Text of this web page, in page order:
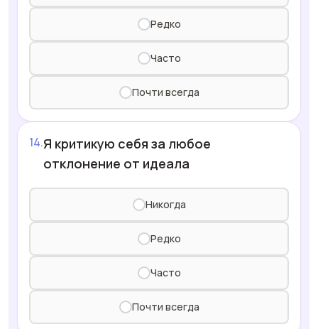
Редко
Часто
Почти всегда
Я критикую себя за любое
отклонение от идеала
Никогда
Редко
Часто
Почти всегда